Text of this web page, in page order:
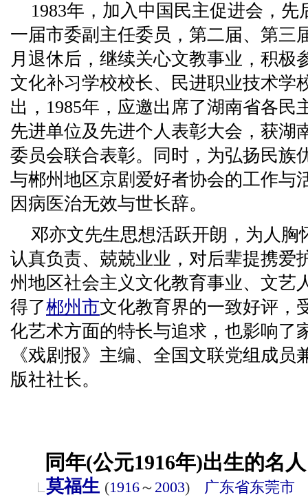
1983年，加入中国民主促进会，先
一届市委副主任委员，第二届、第三
月退休后，继续关心文教事业，积极
文化补习学校校长、民进职业技术学
出，1985年，应邀出席了湖南省各民
先进单位及先进个人表彰大会，获湖
委员会联合表彰。同时，为弘扬民族
与郴州地区京剧爱好者协会的工作与
因病医治无效与世长辞。
邓亦文先生思想活跃开朗，为人胸
认真负责、兢兢业业，对后辈提携爱
州地区社会主义文化教育事业、文艺
得了郴州市文化教育界的一致好评，
化艺术方面的特长与追求，也影响了
《戏剧报》主编、全国文联党组成
版社社长。
同年(公元1916年)出生的名
莫福生 (1916～ 2003) 广东省东莞市